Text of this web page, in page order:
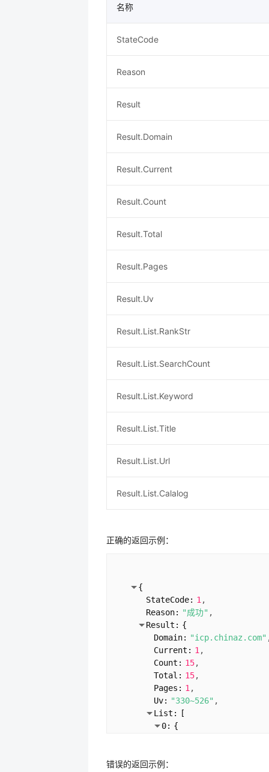
名称
StateCode
Reason
Result
Result.Domain
Result.Current
Result.Count
Result.Total
Result.Pages
Result.Uv
Result.List.RankStr
Result.List.SearchCount
Result.List.Keyword
Result.List.Title
Result.List.Url
Result.List.Calalog
正确的返回示例：
{
StateCode: 1
Reason: "成功"
Result: {
Domain: "icp.chinaz.com"
Current: 1
Count: 15
Total: 15
Pages: 1
Uv: "330~526"
List:
[
0: {
错误的返回示例：